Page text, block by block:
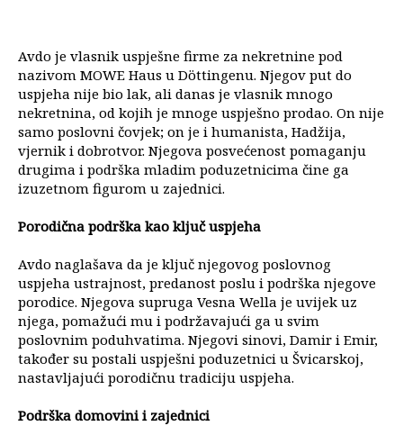
Avdo je vlasnik uspješne firme za nekretnine pod
nazivom MOWE Haus u Döttingenu. Njegov put do
uspjeha nije bio lak, ali danas je vlasnik mnogo
nekretnina, od kojih je mnoge uspješno prodao. On nije
samo poslovni čovjek; on je i humanista, Hadžija,
vjernik i dobrotvor. Njegova posvećenost pomaganju
drugima i podrška mladim poduzetnicima čine ga
izuzetnom figurom u zajednici.
Porodična podrška kao ključ uspjeha
Avdo naglašava da je ključ njegovog poslovnog
uspjeha ustrajnost, predanost poslu i podrška njegove
porodice. Njegova supruga Vesna Wella je uvijek uz
njega, pomažući mu i podržavajući ga u svim
poslovnim poduhvatima. Njegovi sinovi, Damir i Emir,
također su postali uspješni poduzetnici u Švicarskoj,
nastavljajući porodičnu tradiciju uspjeha.
Podrška domovini i zajednici